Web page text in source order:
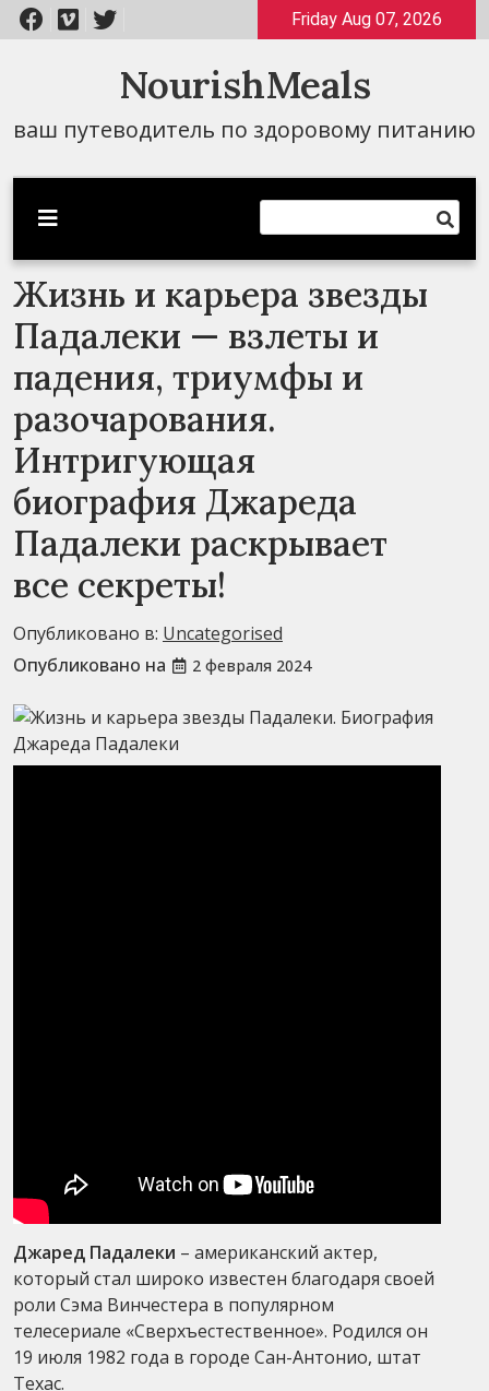
Перейти
к
Friday Aug 07, 2026
NourishMeals
ваш путеводитель по здоровому питанию
Жизнь и карьера звезды
Падалеки — взлеты и
падения, триумфы и
разочарования.
Интригующая
биография Джареда
Падалеки раскрывает
все секреты!
Опубликовано в: Uncategorised
Опубликовано на
2 февраля 2024
Джаред Падалеки – американский актер,
который стал широко известен благодаря своей
роли Сэма Винчестера в популярном
телесериале «Сверхъестественное». Родился он
19 июля 1982 года в городе Сан-Антонио, штат
Техас.